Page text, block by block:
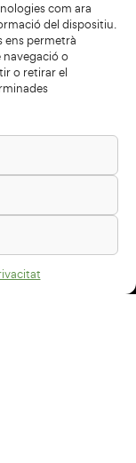
com ara
del dispositiu.
ens permetrà
navegació o
o retirar el